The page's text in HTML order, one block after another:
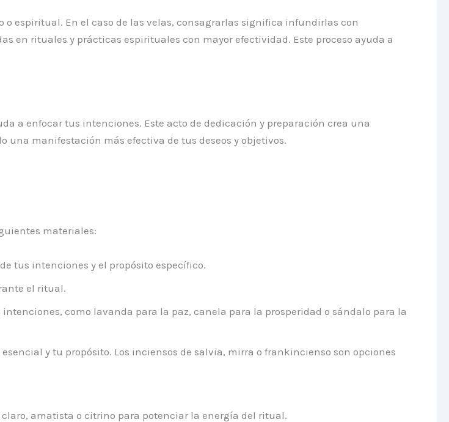
espiritual. En el caso de las velas, consagrarlas significa infundirlas con
en rituales y prácticas espirituales con mayor efectividad. Este proceso ayuda a
a enfocar tus intenciones. Este acto de dedicación y preparación crea una
manifestación más efectiva de tus deseos y objetivos.
materiales:
tus intenciones y el propósito específico.
el ritual.
como lavanda para la paz, canela para la prosperidad o sándalo para la
y tu propósito. Los inciensos de salvia, mirra o frankincienso son opciones
amatista o citrino para potenciar la energía del ritual.